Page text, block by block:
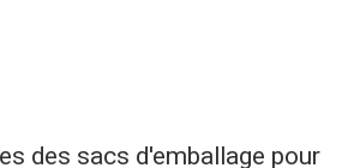
des sacs d'emballage pour